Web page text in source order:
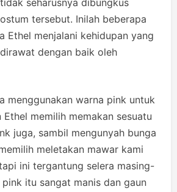
seharusnya dibungkus
tersebut. Inilah beberapa
Ethel menjalani kehidupan yang
dengan baik oleh
menggunakan warna pink untuk
Ethel memilih memakan sesuatu
juga, sambil mengunyah bunga
meletakan mawar kami
ini tergantung selera masing-
itu sangat manis dan gaun